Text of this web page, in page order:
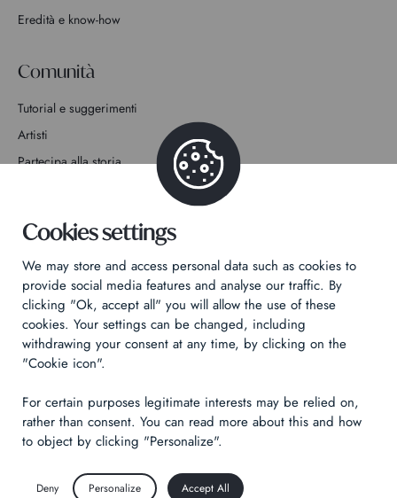
Eredità e know-how
Comunità
Tutorial e suggerimenti
Artisti
Partecipa alla storia
Informativa sulla privacy
Informazioni legali
Technical & Legal informations
Made byIzhak
Cookies settings
We may store and access personal data such as cookies to
provide social media features and analyse our traffic. By
clicking "Ok, accept all" you will allow the use of these
cookies. Your settings can be changed, including
withdrawing your consent at any time, by clicking on the
"Cookie icon".
For certain purposes legitimate interests may be relied on,
rather than consent. You can read more about this and how
to object by clicking "Personalize".
Deny Personalize Accept All